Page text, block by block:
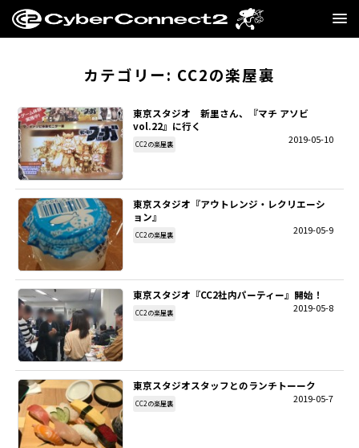
MANGA・NOVEL
FILM
CC2STORE
COMPANY
RECRUIT
SITEMAP
カテゴリー: CC2の楽屋裏
東京スタジオ 新里さん、『マチ アソビ
vol.22』に行く
2019-05-10
CC2の楽屋裏
東京スタジオ『アウトレンジ・レクリエーシ
ョン』
2019-05-9
CC2の楽屋裏
東京スタジオ『CC2社内パーティー』開始！
2019-05-8
CC2の楽屋裏
東京スタジオスタッフとのランチトーーク
2019-05-7
CC2の楽屋裏